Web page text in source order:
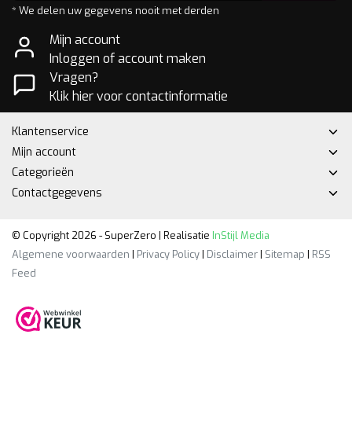
* We delen uw gegevens nooit met derden
Mijn account
Inloggen of account maken
Vragen?
Klik hier voor contactinformatie
Klantenservice
Mijn account
Categorieën
Contactgegevens
© Copyright 2026 - SuperZero | Realisatie InStijl Media
Algemene voorwaarden | Privacy Policy| Disclaimer| Sitemap | RSS
Feed